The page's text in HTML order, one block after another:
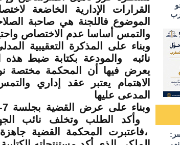
القرارات الإدارية الخاضعة
الموضوع فاللجنة هي صاحبة
والتمس أساسا عدم الاختصاص
وبناء على المذكرة التعقيبية
يعرض فيها أن المحكمة مختصة
الاهتمام يعتبر عقد إداري
المدعى عليها
وأكد الطلب وتخلف نائب
،فاعتبرت المحكمة القضية